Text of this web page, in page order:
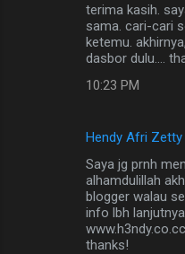
terima kasih.
sama. cari-cari
ketemu.
dasbor dulu....
10:23 PM
Hendy Afri Zetty
Saya jg prnh
alhamdulillah
blogger walau
info lbh
www.h3ndy.co.cc
thanks!